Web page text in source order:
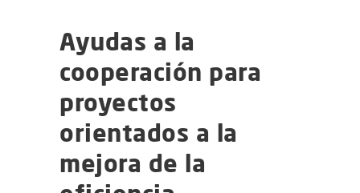
Ayudas a la
cooperación para
proyectos
orientados a la
mejora de la